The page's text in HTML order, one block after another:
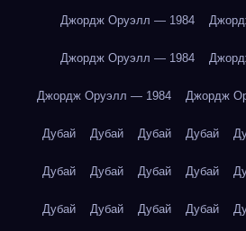
Джордж Оруэлл — 1984
Джордж Оруэлл — 1984
Джордж Оруэлл — 1984 Джордж
Дубай Дубай Дубай Дубай
Дубай Дубай Дубай Дубай
Дубай Дубай Дубай Дубай